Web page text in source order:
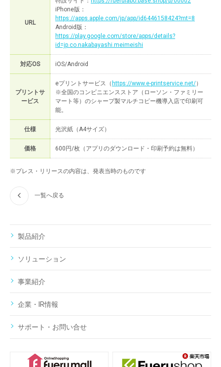
URL
iPhone版：
https://apps.apple.com/jp/app/id6446158424?mt=8
Android版：
https://play.google.com/store/apps/details?
id=jp.co.nakabayashi.meimeishi
対応OS iOS/Android
プリントサ
ービス
eプリントサービス（ https://www.e-printservice.net/）
※全国のコンビニエンスストア（ローソン・ファミリー
マート等）のシャープ製マルチコピー機導入店で印刷可
能。
仕様 光沢紙（A4サイズ）
価格 600円/枚（アプリのダウンロード・印刷予約は無料）
※プレス・リリースの内容は、発表当時のものです
一覧へ戻る
製品紹介
ソリューション
事業紹介
企業・IR情報
サポート・お問い合せ